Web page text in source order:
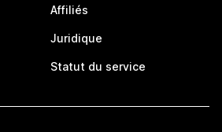
Affiliés
Juridique
Statut du service